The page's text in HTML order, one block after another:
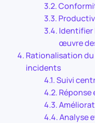
Identifier
œuvre
Rationalisation
incidents
Suivi
Analyse